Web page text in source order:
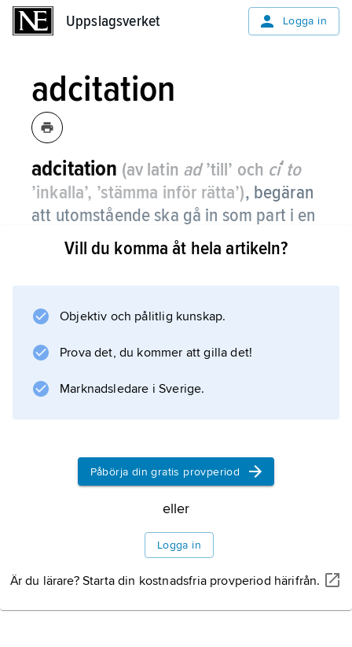
Uppslagsverket Logga in
adcitation
adcitation (av latin ad’till’ och ciʹto
’inkalla’, ’stämma inför rätta’), begäran
att utomstående ska gå in som part i en
tvistemålsrättegång.
förvärvaren på kärandens yrkande inträda i
Vill du komma åt hela artikeln?
Objektiv och pålitlig kunskap.
Prova det, du kommer att gilla det!
Marknadsledare i Sverige.
Påbörja din gratis provperiod
eller
Logga in
Är du lärare? Starta din kostnadsfria provperiod härifrån.